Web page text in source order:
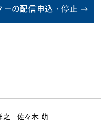
ーの配信申込・停止
之 佐々木 萌